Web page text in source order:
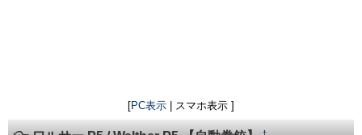
[PC表示 | スマホ表示 ]
†